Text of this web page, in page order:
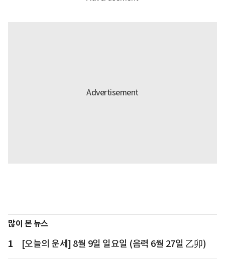
많이 본 뉴스
1 [오늘의 운세] 8월 9일 일요일 (음력 6월 27일 乙卯)